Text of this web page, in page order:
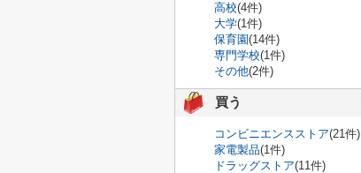
高校(4件)
大学(1件)
保育園(14件)
専門学校(1件)
その他(2件)
買う
コンビニエンスストア(21件)
家電製品(1件)
ドラッグストア(11件)